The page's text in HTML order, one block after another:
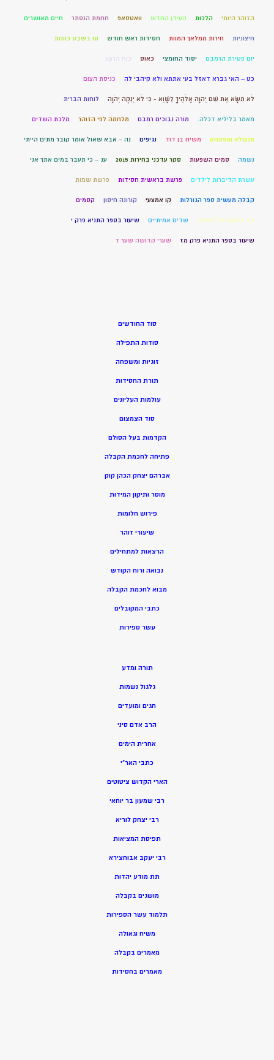
הזוהר היומי הלכות העידן החדש וואטסאפ חחמת הנסתר חיים מאושרים
חיצוניות חירות ממלאך המוות חסידות ראש חודש טו בשבט כוונות
יום פטירת הרמבם יסוד החומצי כאוס כוח הרצון
כט – האי גברא דאזל בעי אתתא ולא קיהבי לה כניסת הצום
לֹא תִשָּׂא אֶת שֵׁם יְהוָה אֱלֹהֶיךָ לַשָּׁוְא - כִּי לֹא יְנַקֶּה יְהֹוָה לוחות הברית
מאמר בליליא דכלה. מורה נבוכים רמבם מלחמה לפי הזוהר מלכת השדים
מנעולא ומפתחא משיח בן דוד נגיפים נה – אבא שאול אומר קובר מתים הייתי
נשמה סמים השפעות סקר עדכני בחירות 2015 עג – כי תעבר במים אתך אני
עשרת הדיברות לילדים פרשת בראשית חסידות פרשת שמות
קבלה מעשית ספר הגורלות קו אמצעי קורונה חיסון קסמים
רבי נחמן הכל לטובה שדים אמיתיים שיעור בספר התניא פרק י
שיעור בספר התניא פרק מז שערי קדושה שער ד
סוד החודשים
סודות התפילה
זוגיות ומשפחה
תורת החסידות
עולמות העליונים
סוד הצמצום
הקדמות בעל הסולם
פתיחה לחכמת הקבלה
אברהם יצחק הכהן קוק
מוסר ותיקון המידות
פירוש חלומות
שיעורי זוהר
הרצאות למתחילים
נבואה ורוח הקודש
מבוא לחכמת הקבלה
כתבי המקובלים
עשר ספירות
תורה ומדע
גלגול נשמות
חגים ומועדים
הרב אדם סיני
אחרית הימים
כתבי האר”י
הארי הקדוש ציטוטים
רבי שמעון בר יוחאי
רבי יצחק לוריא
תפיסת המציאות
רבי יעקב אבוחצירא
תת מודע יהדות
מושגים בקבלה
תלמוד עשר הספירות
משיח וגאולה
מאמרים בקבלה
מאמרים בחסידות